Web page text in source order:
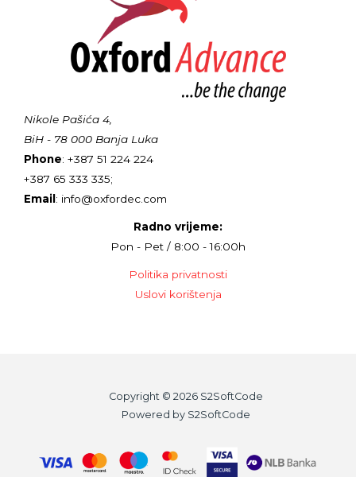
Nikole Pašića 4,
BiH - 78 000 Banja Luka
Phone: +387 51 224 224
+387 65 333 335;
Email : info@oxfordec.com
Radno vrijeme:
Pon - Pet / 8:00 - 16:00h
Politika privatnosti
Uslovi korištenja
Copyright © 2026 S2SoftCode
Powered by S2SoftCode